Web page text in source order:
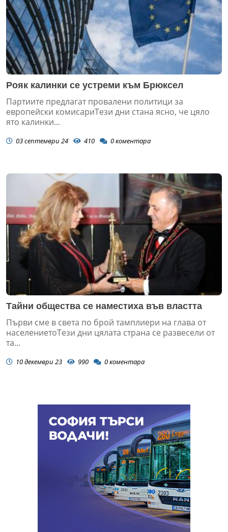
Рояк калинки се устреми към Брюксел
Партиите предлагат провалени политици за
европейски комисариТези дни стана ясно, че цяло
ято калинки...
03 септември 24 410 0коментара
Тайни общества се наместиха във властта
Първи сме в света по брой тамплиери на глава от
населениетоТези дни цялата страна се развесели от
та...
10 декември 23 990 0коментара